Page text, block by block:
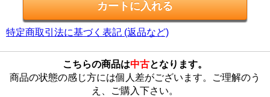
特定商取引法に基づく表記 (返品など)
こちらの商品は中古となります。
商品の状態の感じ方には個人差がございます。ご理解のう
え、ご購入下さい。